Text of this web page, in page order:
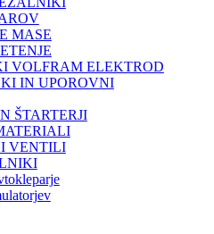
MASE
VOLFRAM ELEKTROD
IN UPOROVNI
ŠTARTERJI
VENTILI